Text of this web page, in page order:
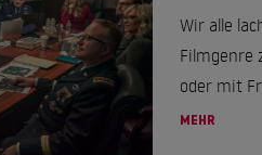
Wir alle
Filmgenre
oder mit
MEHR